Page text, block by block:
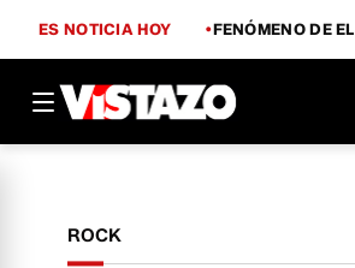
ES NOTICIA HOY FENÓMENO DE
ROCK